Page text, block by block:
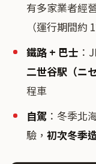
有多家業者經
（運行期間約
鐵路 + 巴士 ：
二世谷駅（ニ
程車
自駕 ：冬季北
驗， 初次冬季